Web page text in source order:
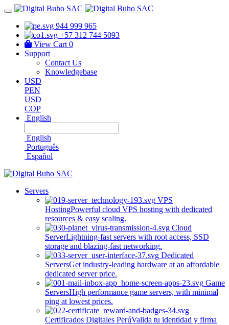
944 999 965
+57 312 744 5093
View Cart 0
Support
Contact Us
Knowledgebase
USD
PEN
USD
COP
English
English
Português
Español
Servers
VPS
HostingPowerful cloud VPS hosting with dedicated
resources & easy scaling.
Cloud
ServerLightning-fast servers with root access, SSD
storage and blazing-fast networking.
Dedicated
ServersGet industry-leading hardware at an affordable
dedicated server price.
Game
ServersHigh performance game servers, with minimal
ping at lowest prices.
Certificados Digitales PerúValida tu identidad y firma